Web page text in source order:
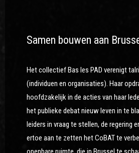
Samen bouwen aan
Het collectief Bas les PAD verenigt
(individuen en organisaties). Haar
hoofdzakelijk in de acties van haar
het publieke debat nieuw leven in te
leiders in vraag te stellen, de regering
ertoe aan te zetten het CoBAT te